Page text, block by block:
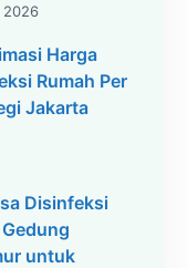
2026
Harga
Rumah Per
Jakarta
Disinfeksi
untuk